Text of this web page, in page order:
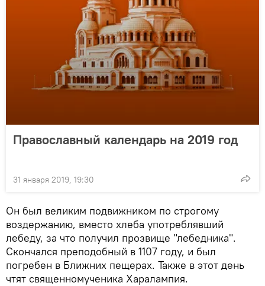
Православный календарь на 2019 год
31 января 2019, 19:30
Он был великим подвижником по строгому
воздержанию, вместо хлеба употреблявший
лебеду, за что получил прозвище "лебедника".
Скончался преподобный в 1107 году, и был
погребен в Ближних пещерах. Также в этот день
чтят священномученика Харалампия.